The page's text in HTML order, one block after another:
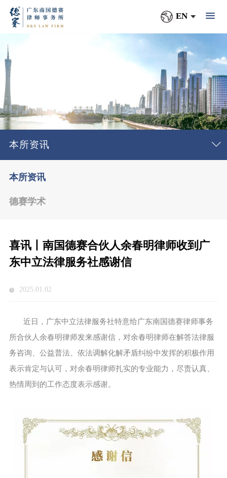
EN
本所资讯
本所资讯
德赛学术
喜讯丨南国德赛合伙人余春明律师收到广
东中立法律服务社感谢信
2025.01.02
近日，广东中立法律服务社特意给广东南国德赛律师事务
所合伙人余春明律师发来感谢信，对余春明律师在解答法律服
务咨询、公益普法、依法调解化解矛盾纠纷中发挥的积极作用
表示肯定与认可，对余春明律师扎实的专业能力，尽责认真、
热情周到的工作态度表示感谢。